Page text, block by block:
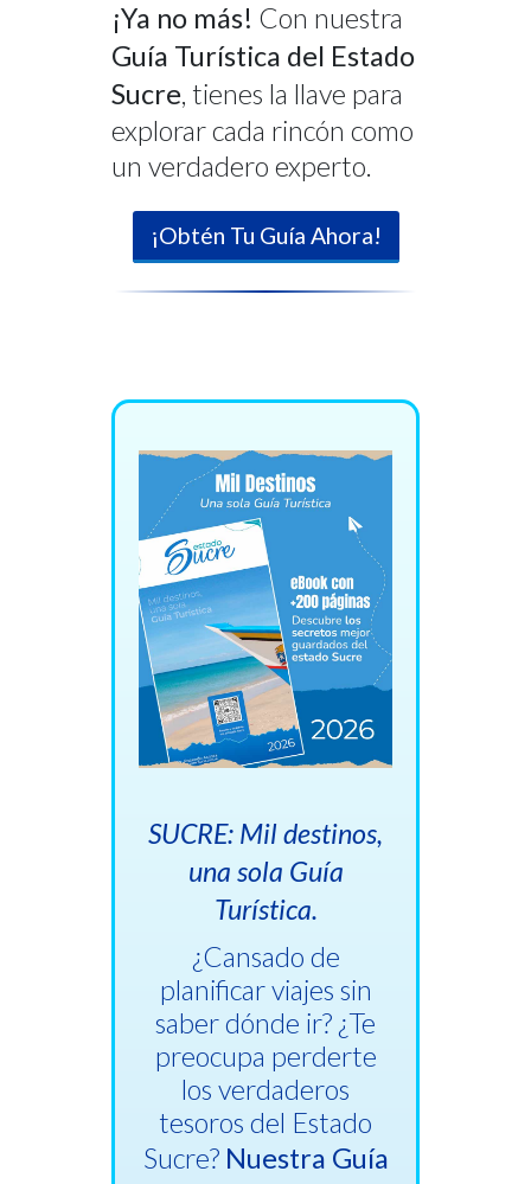
¡Ya no más! Con nuestra
Guía Turística del Estado
Sucre, tienes la llave para
explorar cada rincón como
un verdadero experto.
¡Obtén Tu Guía Ahora!
SUCRE: Mil destinos,
una sola Guía
Turística.
¿Cansado de
planificar viajes sin
saber dónde ir? ¿Te
preocupa perderte
los verdaderos
tesoros del Estado
Sucre? Nuestra Guía